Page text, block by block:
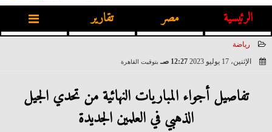
الرئيسية مصر تقارير
رياضة
الإثنين، 17 يوليو 2023
12:27 صـ بتوقيت القاهرة
تفاصيل أجواء المباريات النهائية من تحدي الجيل
الذهبي في العلمين الجديدة